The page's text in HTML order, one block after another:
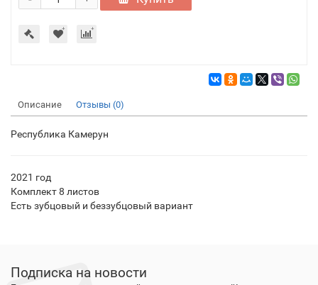
Описание Отзывы (0)
Республика Камерун
2021 год
Комплект 8 листов
Есть зубцовый и беззубцовый вариант
Подписка на новости